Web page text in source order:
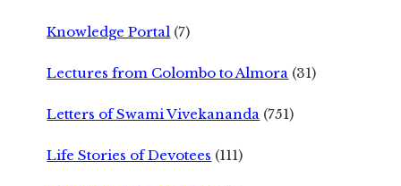
Knowledge Portal (7)
Lectures from Colombo to Almora (31)
Letters of Swami Vivekananda (751)
Life Stories of Devotees (111)